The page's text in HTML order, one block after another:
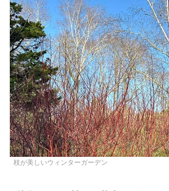
枝が美しいウィンターガーデン